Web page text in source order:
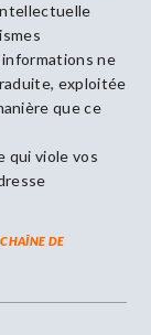
ne
exploitée
que ce
qui viole vos
CHAÎNE DE